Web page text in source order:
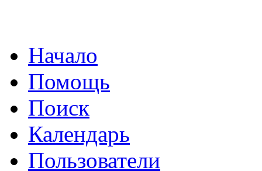
Начало
Помощь
Поиск
Календарь
Пользователи